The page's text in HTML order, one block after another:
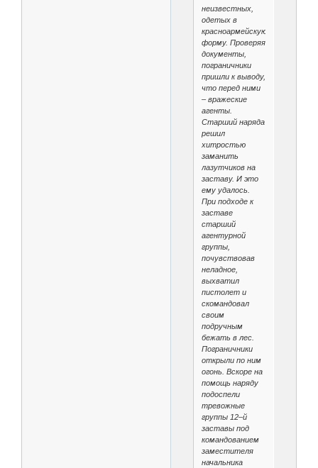
неизвестных,
одетых в
красноармейскую
форму. Проверяя
документы,
пограничники
пришли к выводу,
что перед ними
– вражеские
агенты.
Старший наряда
решил
хитростью
заманить
лазутчиков на
заставу. И это
ему удалось.
При подходе к
заставе
старший
агентурной
группы,
почувствовав
неладное,
выхватил
пистолет и
скомандовал
своим
подручным
бежать в лес.
Пограничники
открыли по ним
огонь. Вскоре на
помощь наряду
подоспели
тревожные
группы 12–й
заставы под
командованием
заместителя
начальника